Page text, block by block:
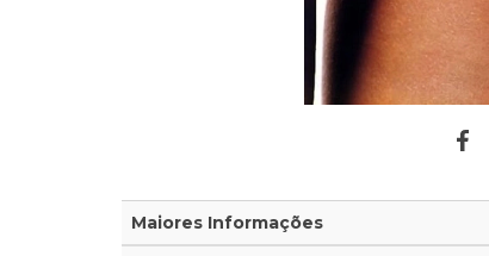
Maiores Informações